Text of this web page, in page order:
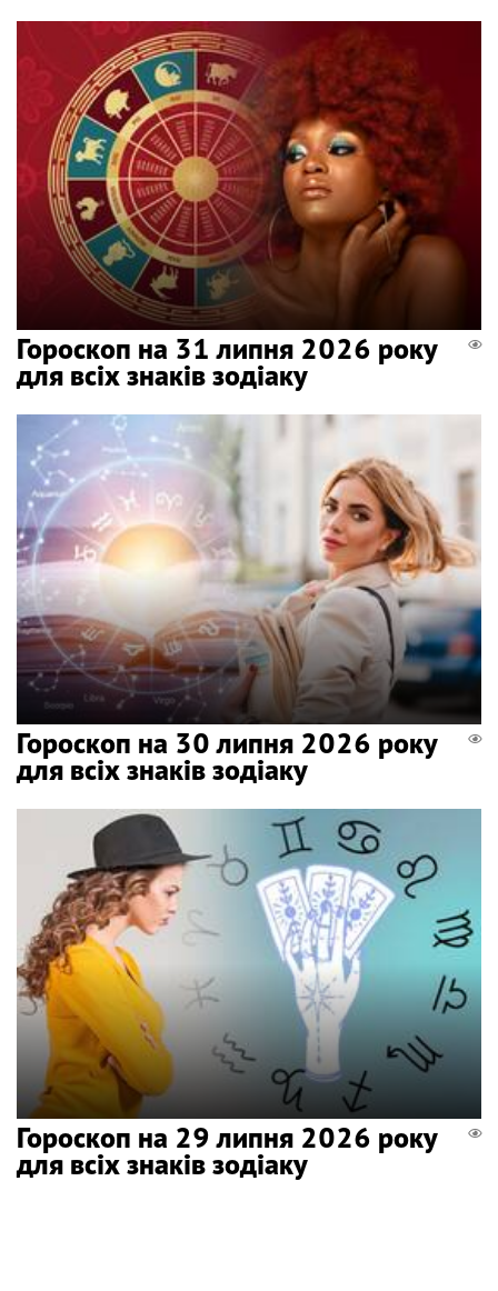
Гороскоп на 31 липня 2026 року
для всіх знаків зодіаку
Гороскоп на 30 липня 2026 року
для всіх знаків зодіаку
Гороскоп на 29 липня 2026 року
для всіх знаків зодіаку